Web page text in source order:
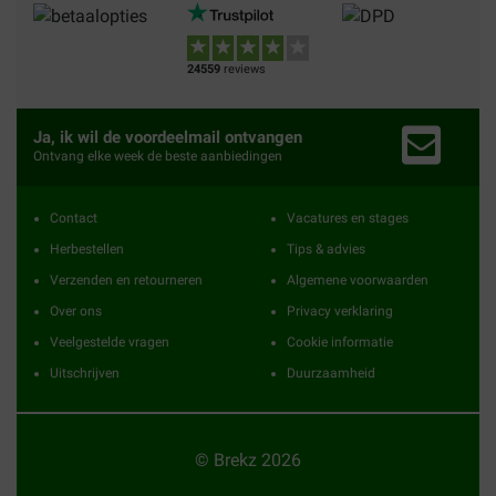
24559 reviews
Ja, ik wil de voordeelmail ontvangen
Ontvang elke week de beste aanbiedingen
Contact
Herbestellen
Verzenden en retourneren
Over ons
Veelgestelde vragen
Uitschrijven
Vacatures en stages
Tips & advies
Algemene voorwaarden
Privacy verklaring
Cookie informatie
Duurzaamheid
© Brekz 2026